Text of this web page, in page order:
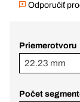
Odporučiť
Priemerotvoru
22.23 mm
Počet